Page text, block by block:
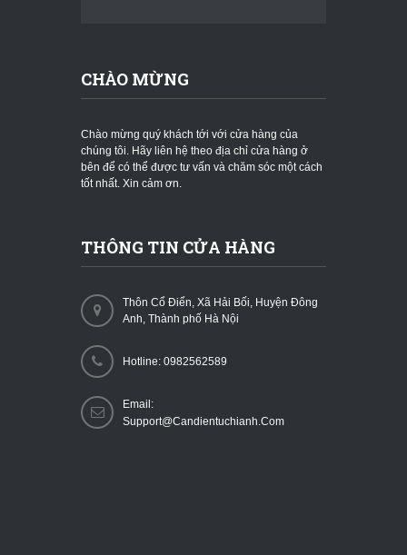
CHÀO MỪNG
Chào mừng quý khách tới với cửa hàng của
chúng tôi. Hãy liên hệ theo địa chỉ cửa hàng ở
bên để có thể được tư vấn và chăm sóc một cách
tốt nhất. Xin cảm ơn.
THÔNG TIN CỬA HÀNG
Thôn Cổ Điển, Xã Hải Bối, Huyện Đông
Anh, Thành phố Hà Nội
Hotline: 0982562589
Email:
Support@candientuchianh.com